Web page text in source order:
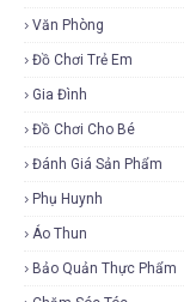
Văn Phòng
Đồ Chơi Trẻ Em
Gia Đình
Đồ Chơi Cho Bé
Đánh Giá Sản Phẩm
Phụ Huynh
Áo Thun
Bảo Quản Thực Phẩm